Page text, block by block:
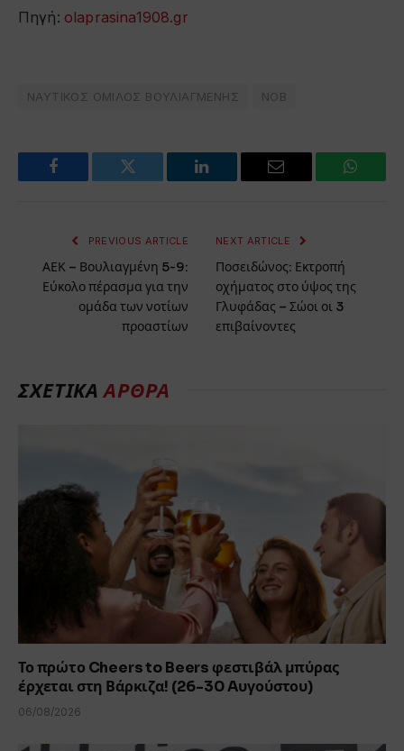
Πηγή: olaprasina1908.gr
ΝΑΥΤΙΚΟΣ ΟΜΙΛΟΣ ΒΟΥΛΙΑΓΜΕΝΗΣ ΝΟΒ
Facebook Twitter LinkedIn Email
PREVIOUS ARTICLE
ΑΕΚ – Βουλιαγμένη 5-9:
Εύκολο πέρασμα για την
ομάδα των νοτίων
προαστίων
NEXT ARTICLE
Ποσειδώνος: Εκτροπή
οχήματος στο ύψος της
Γλυφάδας – Σώοι οι 3
επιβαίνοντες
ΣΧΕΤΙΚΑΑΡΘΡΑ
Το πρώτο Cheers to Beers φεστιβάλ μπύρας
έρχεται στη Βάρκιζα! (26-30 Aυγούστου)
06/08/2026